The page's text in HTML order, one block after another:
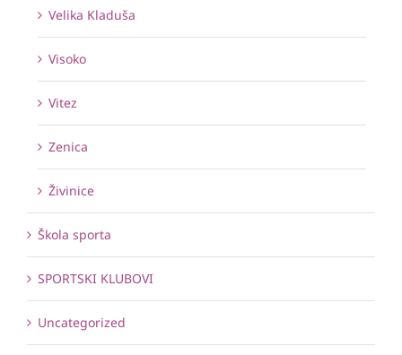
Velika Kladuša
Visoko
Vitez
Zenica
Živinice
Škola sporta
SPORTSKI KLUBOVI
Uncategorized